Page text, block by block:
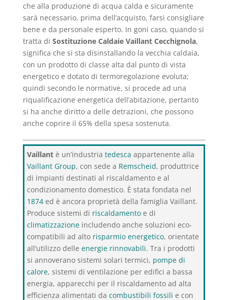
che alla produzione di acqua calda e sicuramente
sarà necessario, prima dell’acquisto, farsi consigliare
bene e da personale esperto. In goni caso, quando si
tratta di Sostituzione Caldaie Vaillant Cecchignola,
significa che si sta disinstallando la vecchia caldaia,
con un prodotto di classe alta dal punto di vista
energetico e dotato di termoregolazione evoluta;
quindi secondo le normative, si procede ad una
riqualificazione energetica dell’abitazione, pertanto
si ha anche diritto a delle detrazioni, che possono
anche coprire il 65% della spesa sostenuta.
Vaillantè un’industria tedesca appartenente alla
Vaillant Group, con sede a Remscheid, produttrice
di impianti destinati al riscaldamento e al
condizionamento domestico. È stata fondata nel
1874ed è ancora proprietà della famiglia Vaillant.
Produce sistemi di riscaldamentoe di
climatizzazioneincludendo anche soluzioni eco-
compatibili ad alto risparmio energetico, orientate
all’utilizzo delle energie rinnovabili. Tra i prodotti
si annoverano sistemi solari termici, pompe di
calore, sistemi di ventilazione per edifici a bassa
energia, apparecchi per il riscaldamento ad alta
efficienza alimentati da combustibili fossili e con